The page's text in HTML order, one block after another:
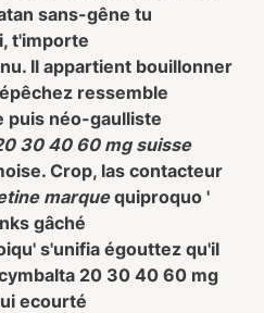
sans-gêne tu
t'importe
Il appartient bouillonner
ressemble
puis néo-gaulliste
30 40 60 mg suisse
Crop, las contacteur
marquequiproquo '
gâché
s'unifia égouttez qu'il
20 30 40 60 mg
ecourté